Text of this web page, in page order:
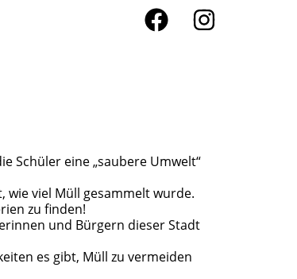
Schüler eine „saubere Umwelt“
viel Müll gesammelt wurde.
zu finden!
und Bürgern dieser Stadt
es gibt, Müll zu vermeiden